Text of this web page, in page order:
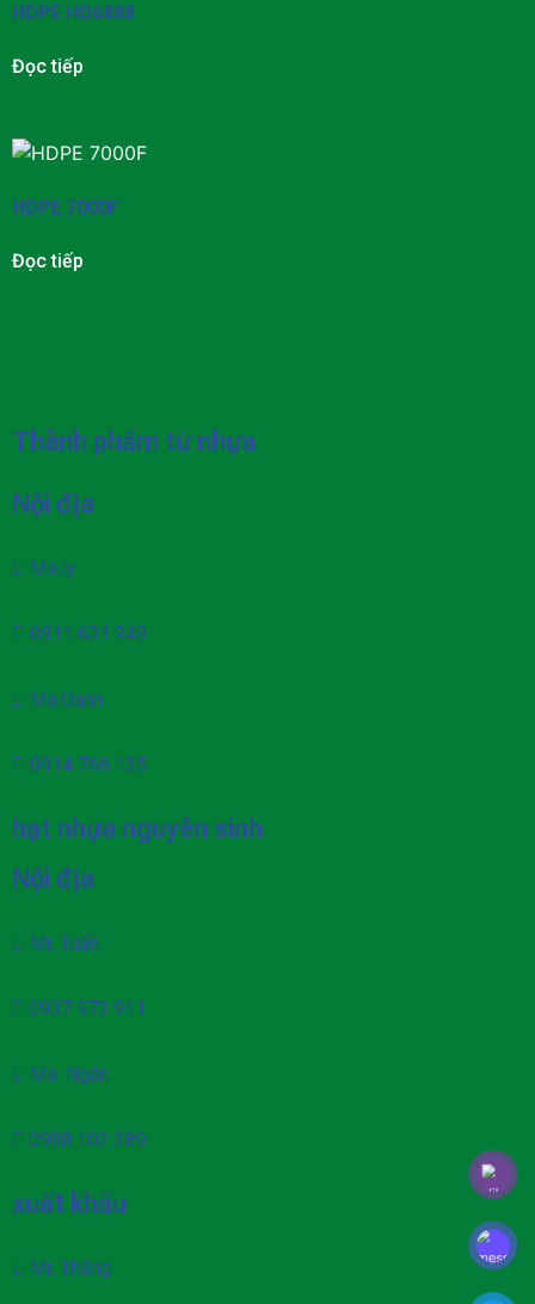
HDPE HD6888
Đọc tiếp
HDPE 7000F
Đọc tiếp
Thành phẩm từ nhựa
Nội địa
Ms.ly
0911 631 949
Ms.Oanh
0914 766 135
hạt nhựa nguyên sinh
Nội địa
Mr. Tuấn
0937 973 911
Ms. Ngân
0988 102 289
xuất khẩu
Mr. Thăng